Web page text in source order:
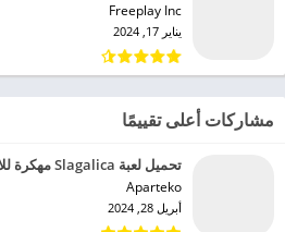
Freeplay Inc‏
يناير 17, 2024
مشاركات أعلى تقييمًا
تحميل لعبة Slagalica مهكرة للاندرويد 2024
Aparteko‏
أبريل 28, 2024